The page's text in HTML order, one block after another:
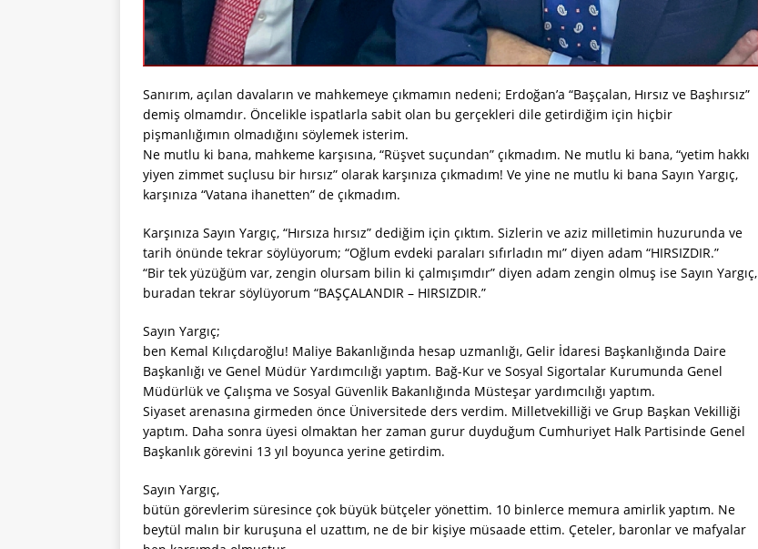
Sanırım, açılan davaların ve mahkemeye çıkmamın nedeni; Erdoğan’a “Başçalan, Hırsız ve Başhırsız”
demiş olmamdır. Öncelikle ispatlarla sabit olan bu gerçekleri dile getirdiğim için hiçbir
pişmanlığımın olmadığını söylemek isterim.
Ne mutlu ki bana, mahkeme karşısına, “Rüşvet suçundan” çıkmadım. Ne mutlu ki bana, “yetim hakkı
yiyen zimmet suçlusu bir hırsız” olarak karşınıza çıkmadım! Ve yine ne mutlu ki bana Sayın Yargıç,
karşınıza “Vatana ihanetten” de çıkmadım.
Karşınıza Sayın Yargıç, “Hırsıza hırsız” dediğim için çıktım. Sizlerin ve aziz milletimin huzurunda ve
tarih önünde tekrar söylüyorum; “Oğlum evdeki paraları sıfırladın mı” diyen adam “HIRSIZDIR.”
“Bir tek yüzüğüm var, zengin olursam bilin ki çalmışımdır” diyen adam zengin olmuş ise Sayın Yargıç,
buradan tekrar söylüyorum “BAŞÇALANDIR – HIRSIZDIR.”
Sayın Yargıç;
ben Kemal Kılıçdaroğlu! Maliye Bakanlığında hesap uzmanlığı, Gelir İdaresi Başkanlığında Daire
Başkanlığı ve Genel Müdür Yardımcılığı yaptım. Bağ-Kur ve Sosyal Sigortalar Kurumunda Genel
Müdürlük ve Çalışma ve Sosyal Güvenlik Bakanlığında Müsteşar yardımcılığı yaptım.
Siyaset arenasına girmeden önce Üniversitede ders verdim. Milletvekilliği ve Grup Başkan Vekilliği
yaptım. Daha sonra üyesi olmaktan her zaman gurur duyduğum Cumhuriyet Halk Partisinde Genel
Başkanlık görevini 13 yıl boyunca yerine getirdim.
Sayın Yargıç,
bütün görevlerim süresince çok büyük bütçeler yönettim. 10 binlerce memura amirlik yaptım. Ne
beytül malın bir kuruşuna el uzattım, ne de bir kişiye müsaade ettim. Çeteler, baronlar ve mafyalar